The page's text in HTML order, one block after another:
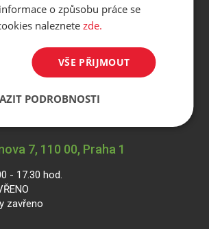
přepravě
a pobytu
7, 110 00, Praha 1
- 17.30 hod.
zavřeno
o způsobu práce se
naleznetezde.
VŠE PŘIJMOUT
PODROBNOSTI